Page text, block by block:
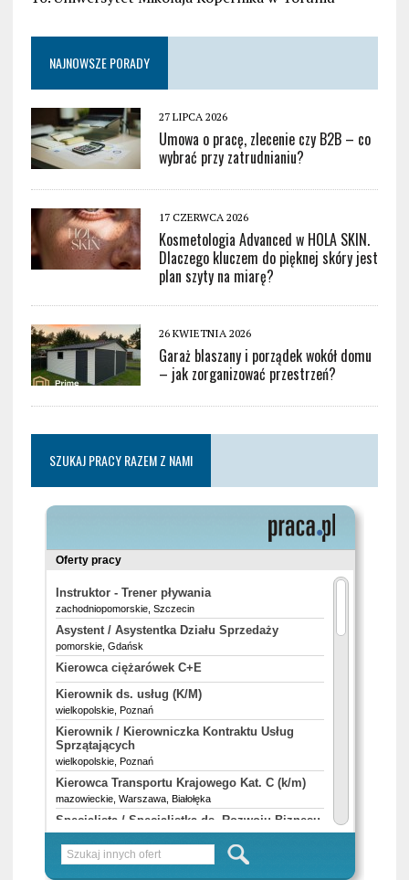
NAJNOWSZE PORADY
27 LIPCA 2026
Umowa o pracę, zlecenie czy B2B – co
wybrać przy zatrudnianiu?
17 CZERWCA 2026
Kosmetologia Advanced w HOLA SKIN.
Dlaczego kluczem do pięknej skóry jest
plan szyty na miarę?
26 KWIETNIA 2026
Garaż blaszany i porządek wokół domu
– jak zorganizować przestrzeń?
SZUKAJ PRACY RAZEM Z NAMI